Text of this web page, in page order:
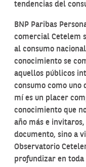
tendencias del
BNP Paribas
comercial Cetelem
al consumo
conocimiento se
aquellos públicos
consumo como uno
mí es un placer
conocimiento que
año más e
documento, sino a
Observatorio
profundizar en